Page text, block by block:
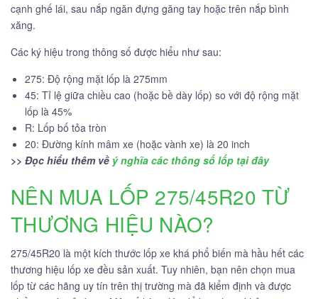
cạnh ghế lái, sau nắp ngăn đựng găng tay hoặc trên nắp bình
xăng.
Các ký hiệu trong thông số được hiểu như sau:
275: Độ rộng mặt lốp là 275mm
45: Tỉ lệ giữa chiều cao (hoặc bề dày lốp) so với độ rộng mặt
lốp là 45%
R: Lốp bố tỏa tròn
20: Đường kính mâm xe (hoặc vành xe) là 20 inch
>> Đọc hiểu thêm về ý nghĩa các thông số lốp tại đây
NÊN MUA LỐP 275/45R20 TỪ
THƯƠNG HIỆU NÀO?
275/45R20 là một kích thước lốp xe khá phổ biến mà hầu hết các
thương hiệu lốp xe đều sản xuất. Tuy nhiên, bạn nên chọn mua
lốp từ các hãng uy tín trên thị trường mà đã kiểm định và được